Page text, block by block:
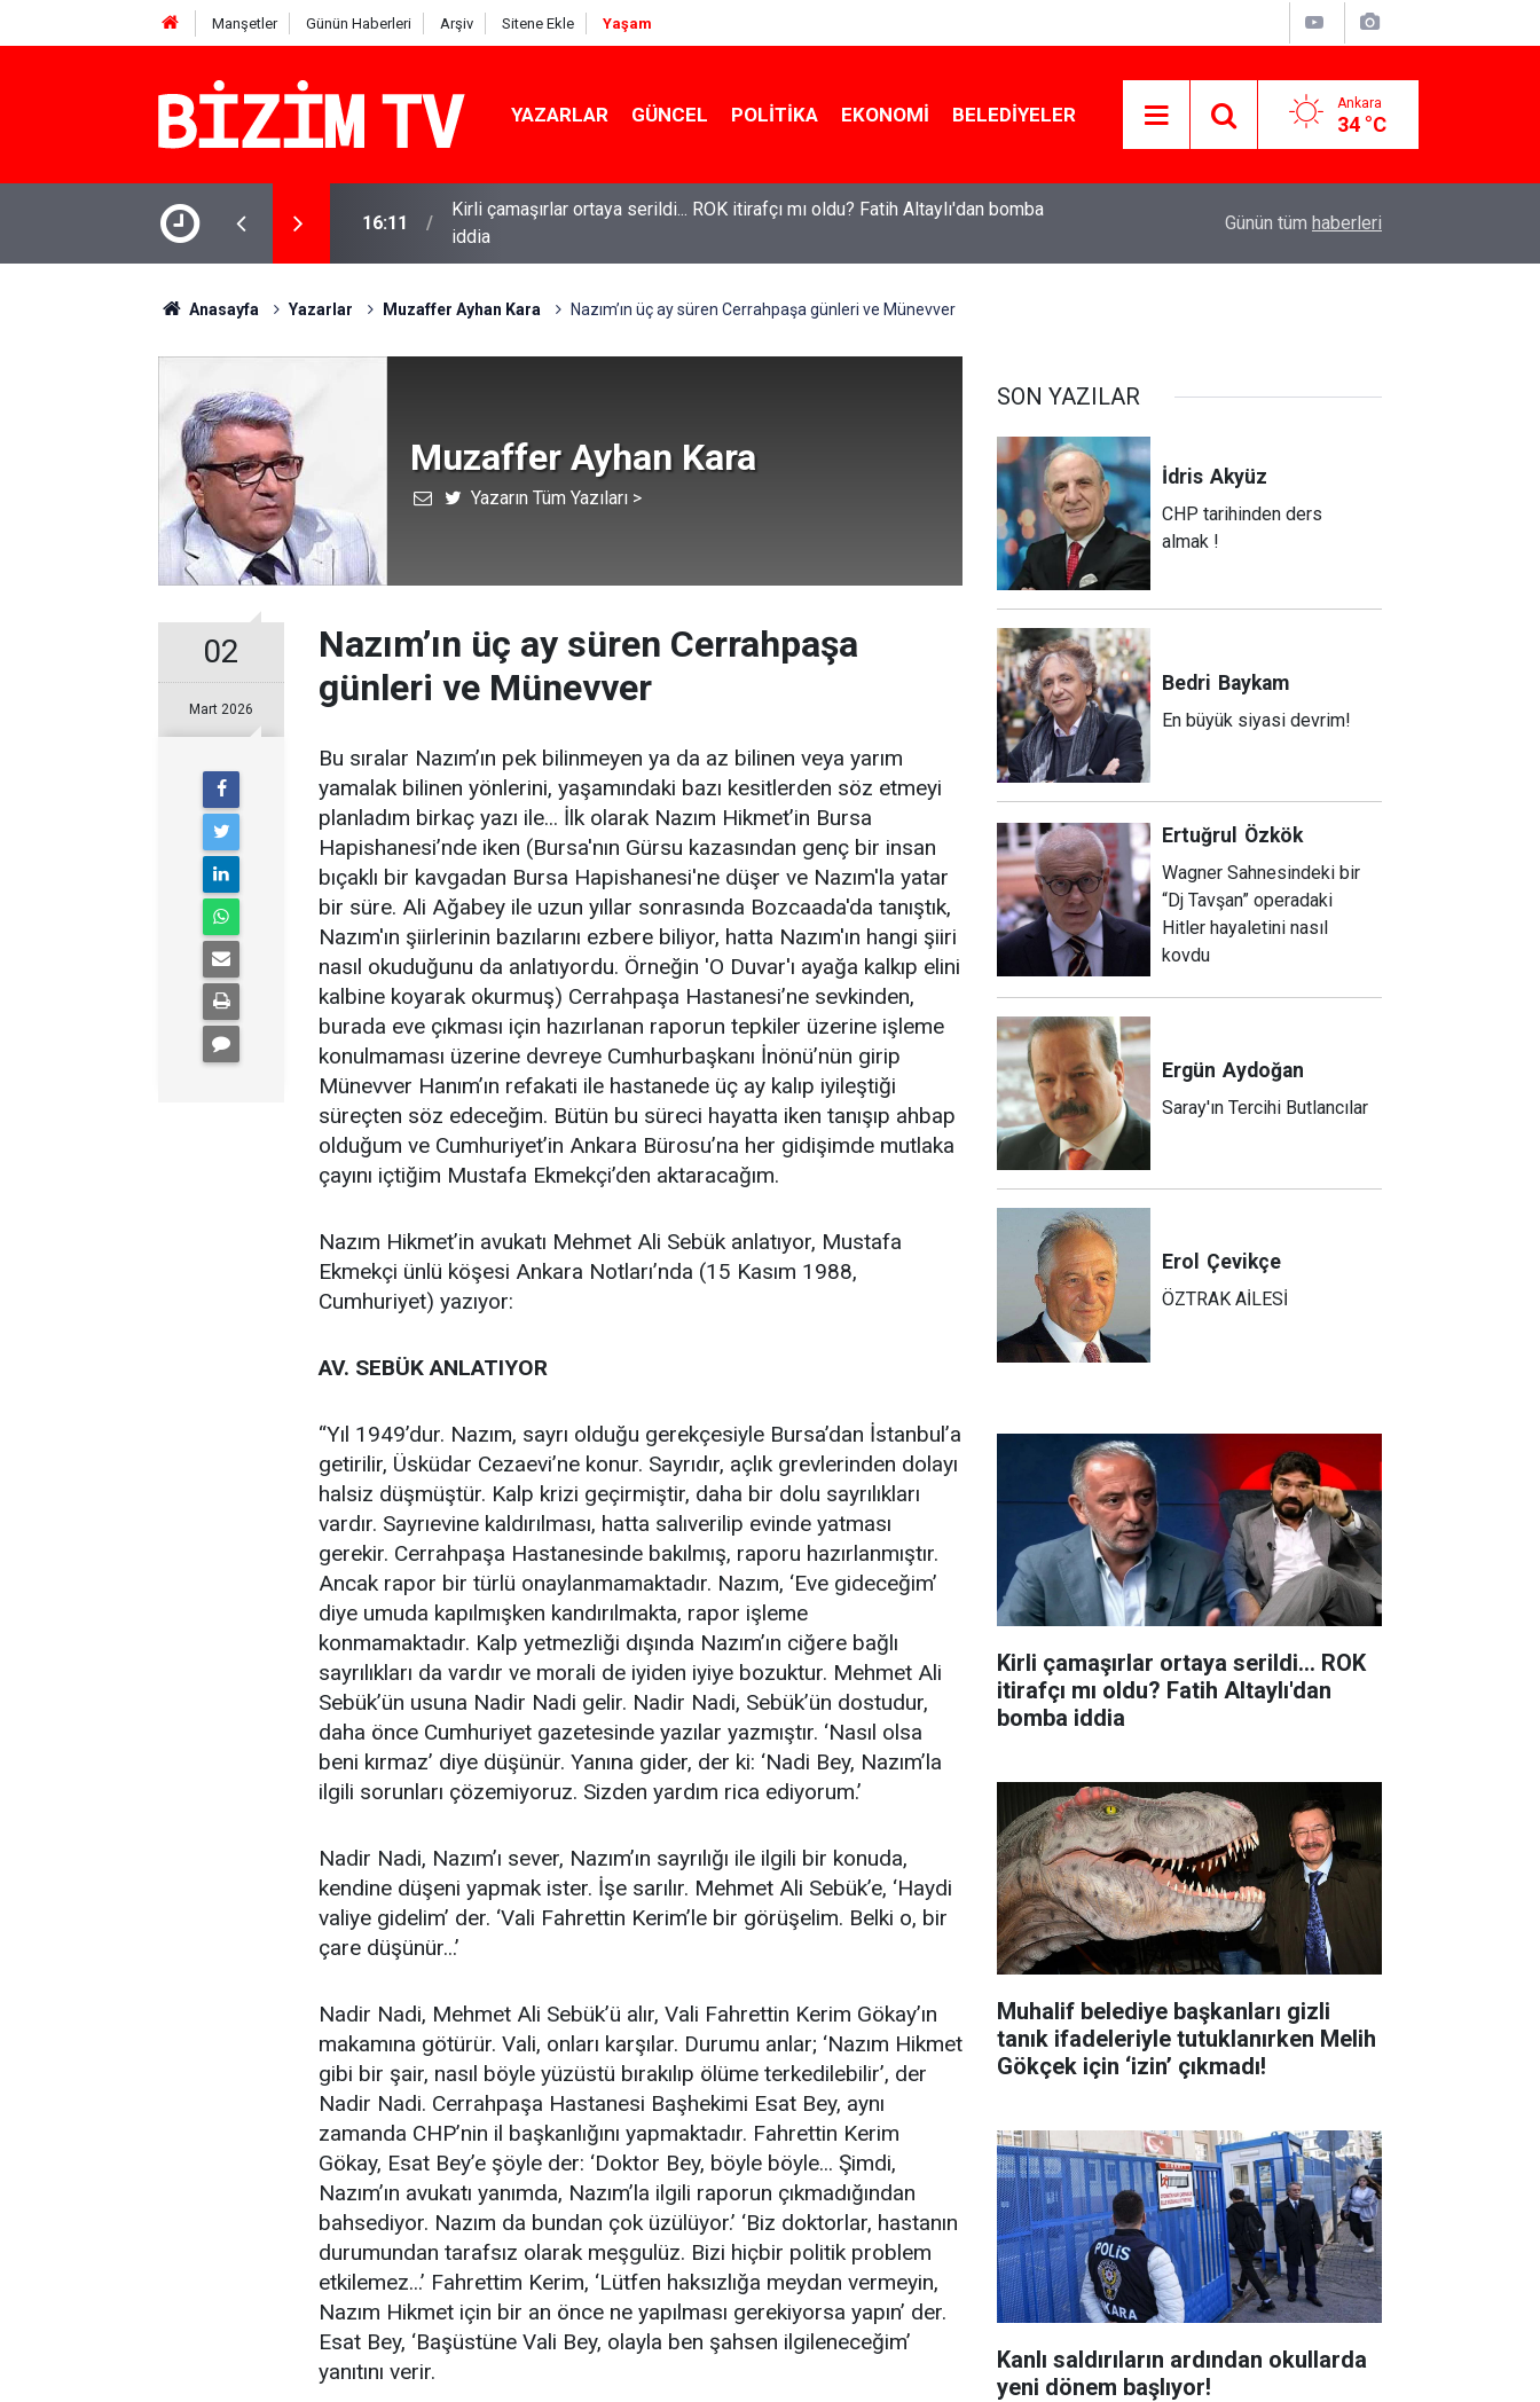
Manşetler Günün Haberleri Arşiv Sitene Ekle Yaşam
YAZARLAR GÜNCEL POLITIKA EKONOMI BELEDIYELER Ankara
34 °C
itirafçı mı oldu? Fatih Altaylı'dan bomba
15:13 Özgür Özel'den Le Monde'a çarpıcı yazı: 'Bu sürecin kırılma noktası...'
için ‘izin’ çıkmadı!
Günün tüm haberleri
Anasayfa Yazarlar Muzaffer Ayhan Kara Nazım’ın üç ay süren Cerrahpaşa günleri ve Münevver
Muzaffer Ayhan Kara
Yazarın Tüm Yazıları >
02
Mart 2026
Nazım’ın üç ay süren Cerrahpaşa
günleri ve Münevver
Bu sıralar Nazım’ın pek bilinmeyen ya da az bilinen veya yarım
yamalak bilinen yönlerini, yaşamındaki bazı kesitlerden söz etmeyi
planladım birkaç yazı ile... İlk olarak Nazım Hikmet’in Bursa
Hapishanesi’nde iken (Bursa'nın Gürsu kazasından genç bir insan
bıçaklı bir kavgadan Bursa Hapishanesi'ne düşer ve Nazım'la yatar
bir süre. Ali Ağabey ile uzun yıllar sonrasında Bozcaada'da tanıştık,
Nazım'ın şiirlerinin bazılarını ezbere biliyor, hatta Nazım'ın hangi şiiri
nasıl okuduğunu da anlatıyordu. Örneğin 'O Duvar'ı ayağa kalkıp elini
kalbine koyarak okurmuş) Cerrahpaşa Hastanesi’ne sevkinden,
burada eve çıkması için hazırlanan raporun tepkiler üzerine işleme
konulmaması üzerine devreye Cumhurbaşkanı İnönü’nün girip
Münevver Hanım’ın refakati ile hastanede üç ay kalıp iyileştiği
süreçten söz edeceğim. Bütün bu süreci hayatta iken tanışıp ahbap
olduğum ve Cumhuriyet’in Ankara Bürosu’na her gidişimde mutlaka
çayını içtiğim Mustafa Ekmekçi’den aktaracağım.
Nazım Hikmet’in avukatı Mehmet Ali Sebük anlatıyor, Mustafa
Ekmekçi ünlü köşesi Ankara Notları’nda (15 Kasım 1988,
Cumhuriyet) yazıyor:
AV. SEBÜK ANLATIYOR
“Yıl 1949’dur. Nazım, sayrı olduğu gerekçesiyle Bursa’dan İstanbul’a
getirilir, Üsküdar Cezaevi’ne konur. Sayrıdır, açlık grevlerinden dolayı
halsiz düşmüştür. Kalp krizi geçirmiştir, daha bir dolu sayrılıkları
vardır. Sayrıevine kaldırılması, hatta salıverilip evinde yatması
gerekir. Cerrahpaşa Hastanesinde bakılmış, raporu hazırlanmıştır.
Ancak rapor bir türlü onaylanmamaktadır. Nazım, ‘Eve gideceğim’
diye umuda kapılmışken kandırılmakta, rapor işleme
konmamaktadır. Kalp yetmezliği dışında Nazım’ın ciğere bağlı
sayrılıkları da vardır ve morali de iyiden iyiye bozuktur. Mehmet Ali
Sebük’ün usuna Nadir Nadi gelir. Nadir Nadi, Sebük’ün dostudur,
daha önce Cumhuriyet gazetesinde yazılar yazmıştır. ‘Nasıl olsa
beni kırmaz’ diye düşünür. Yanına gider, der ki: ‘Nadi Bey, Nazım’la
ilgili sorunları çözemiyoruz. Sizden yardım rica ediyorum.’
Nadir Nadi, Nazım’ı sever, Nazım’ın sayrılığı ile ilgili bir konuda,
kendine düşeni yapmak ister. İşe sarılır. Mehmet Ali Sebük’e, ‘Haydi
valiye gidelim’ der. ‘Vali Fahrettin Kerim’le bir görüşelim. Belki o, bir
çare düşünür...’
Nadir Nadi, Mehmet Ali Sebük’ü alır, Vali Fahrettin Kerim Gökay’ın
makamına götürür. Vali, onları karşılar. Durumu anlar; ‘Nazım Hikmet
gibi bir şair, nasıl böyle yüzüstü bırakılıp ölüme terkedilebilir’, der
Nadir Nadi. Cerrahpaşa Hastanesi Başhekimi Esat Bey, aynı
zamanda CHP’nin il başkanlığını yapmaktadır. Fahrettin Kerim
Gökay, Esat Bey’e şöyle der: ‘Doktor Bey, böyle böyle... Şimdi,
Nazım’ın avukatı yanımda, Nazım’la ilgili raporun çıkmadığından
bahsediyor. Nazım da bundan çok üzülüyor.’ ‘Biz doktorlar, hastanın
durumundan tarafsız olarak meşgulüz. Bizi hiçbir politik problem
etkilemez...’ Fahrettim Kerim, ‘Lütfen haksızlığa meydan vermeyin,
Nazım Hikmet için bir an önce ne yapılması gerekiyorsa yapın’ der.
Esat Bey, ‘Başüstüne Vali Bey, olayla ben şahsen ilgileneceğim’
yanıtını verir.
SON YAZILAR
İdris Akyüz
CHP tarihinden ders
almak !
Bedri Baykam
En büyük siyasi devrim!
Ertuğrul Özkök
Wagner Sahnesindeki bir
“Dj Tavşan” operadaki
Hitler hayaletini nasıl
kovdu
Ergün Aydoğan
Saray'ın Tercihi Butlancılar
Erol Çevikçe
ÖZTRAK AİLESİ
Kirli çamaşırlar ortaya serildi... ROK
itirafçı mı oldu? Fatih Altaylı'dan
bomba iddia
Muhalif belediye başkanları gizli
tanık ifadeleriyle tutuklanırken Melih
Gökçek için ‘izin’ çıkmadı!
Kanlı saldırıların ardından okullarda
yeni dönem başlıyor!